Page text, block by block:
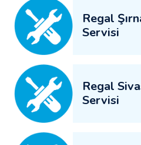
Regal
Servisi
Regal
Servisi